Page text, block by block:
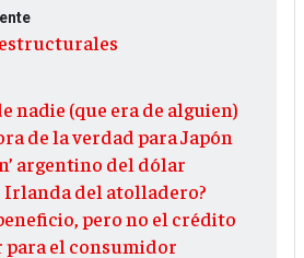
nadie (que era de alguien)
de la verdad para Japón
argentino del dólar
Irlanda del atolladero?
pero no el crédito
para el consumidor